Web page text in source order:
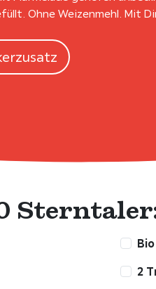
Ohne Weizenmehl. Mit
2